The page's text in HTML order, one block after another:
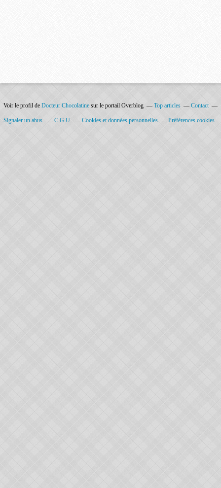
Voir le profil de Docteur Chocolatine sur le portail Overblog Top articles Contact
Signaler un abus C.G.U. Cookies et données personnelles Préférences cookies